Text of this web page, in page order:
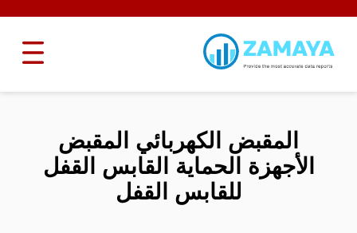
المقبض الكهربائي المقبض
الأجهزة الحماية القابس القفل
للقابس القفل